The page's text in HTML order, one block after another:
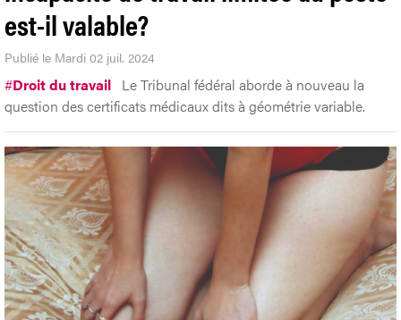
est-il valable?
Publié le Mardi 02 juil. 2024
#Droit du travail Le Tribunal fédéral aborde à nouveau la
question des certificats médicaux dits à géométrie variable.